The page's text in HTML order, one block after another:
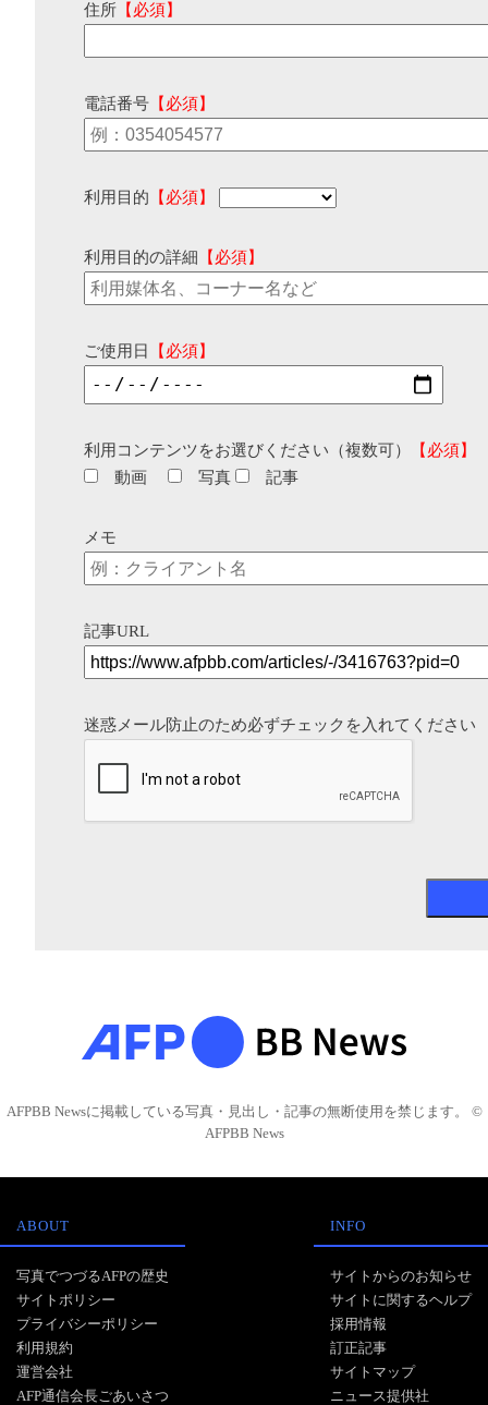
住所 【必須】
電話番号 【必須】
利用目的 【必須】
利用目的の詳細 【必須】
ご使用日 【必須】
利用コンテンツをお選びください（複数可）
【必須】
動画
写真 記事
メモ
記事URL
迷惑メール防止のため必ずチェックを入れてください
AFPBB Newsに掲載している写真・見出し・記事の無断使用を禁じます。 ©
AFPBB News
ABOUT
写真でつづるAFPの歴史
サイトポリシー
プライバシーポリシー
利用規約
運営会社
AFP通信会長ごあいさつ
INFO
サイトからのお知らせ
サイトに関するヘルプ
採用情報
訂正記事
サイトマップ
ニュース提供社